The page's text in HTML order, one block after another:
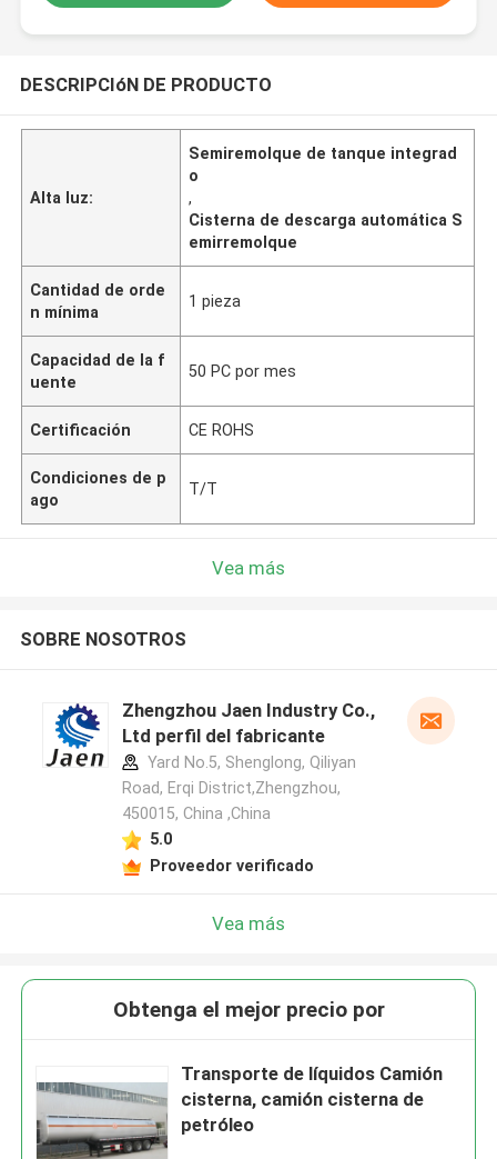
DESCRIPCIóN DE PRODUCTO
Alta luz:
Semiremolque de tanque integrad
o
,
Cisterna de descarga automática S
emirremolque
Cantidad de orde
n mínima
1 pieza
Capacidad de la f
uente
50 PC por mes
Certificación CE ROHS
Condiciones de p
ago
T/T
Vea más
SOBRE NOSOTROS
Zhengzhou Jaen Industry Co.,
Ltd perfil del fabricante
Yard No.5, Shenglong, Qiliyan
Road, Erqi District,Zhengzhou,
450015, China ,China
5.0
Proveedor verificado
Vea más
Obtenga el mejor precio por
Transporte de líquidos Camión
cisterna, camión cisterna de
petróleo